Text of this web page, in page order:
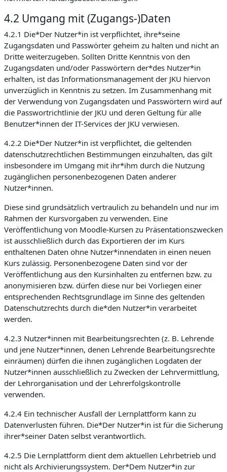
4.2 Umgang mit (Zugangs-)Daten
4.2.1 Die*Der Nutzer*in ist verpflichtet, ihre*seine
Zugangsdaten und Passwörter geheim zu halten und nicht an
Dritte weiterzugeben. Sollten Dritte Kenntnis von den
Zugangsdaten und/oder Passwörtern der*des Nutzer*in
erhalten, ist das Informationsmanagement der JKU hiervon
unverzüglich in Kenntnis zu setzen. Im Zusammenhang mit
der Verwendung von Zugangsdaten und Passwörtern wird auf
die Passwortrichtlinie der JKU und deren Geltung für alle
Benutzer*innen der IT-Services der JKU verwiesen.
4.2.2 Die*Der Nutzer*in ist verpflichtet, die geltenden
datenschutzrechtlichen Bestimmungen einzuhalten, das gilt
insbesondere im Umgang mit ihr*ihm durch die Nutzung
zugänglichen personenbezogenen Daten anderer
Nutzer*innen.
Diese sind grundsätzlich vertraulich zu behandeln und nur im
Rahmen der Kursvorgaben zu verwenden. Eine
Veröffentlichung von Moodle-Kursen zu Präsentationszwecken
ist ausschließlich durch das Exportieren der im Kurs
enthaltenen Daten ohne Nutzer*innendaten in einen neuen
Kurs zulässig. Personenbezogene Daten sind vor der
Veröffentlichung aus den Kursinhalten zu entfernen bzw. zu
anonymisieren bzw. dürfen diese nur bei Vorliegen einer
entsprechenden Rechtsgrundlage im Sinne des geltenden
Datenschutzrechts durch die*den Nutzer*in verarbeitet
werden.
4.2.3 Nutzer*innen mit Bearbeitungsrechten (z. B. Lehrende
und jene Nutzer*innen, denen Lehrende Bearbeitungsrechte
einräumen) dürfen die ihnen zugänglichen Logdaten der
Nutzer*innen ausschließlich zu Zwecken der Lehrvermittlung,
der Lehrorganisation und der Lehrerfolgskontrolle
verwenden.
4.2.4 Ein technischer Ausfall der Lernplattform kann zu
Datenverlusten führen. Die*Der Nutzer*in ist für die Sicherung
ihrer*seiner Daten selbst verantwortlich.
4.2.5 Die Lernplattform dient dem aktuellen Lehrbetrieb und
nicht als Archivierungssystem. Der*Dem Nutzer*in zur